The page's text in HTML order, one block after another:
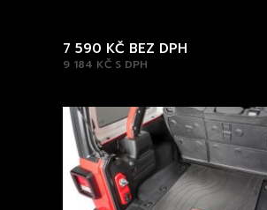
9 184 KČ S DPH
7 590 KČ BEZ DPH